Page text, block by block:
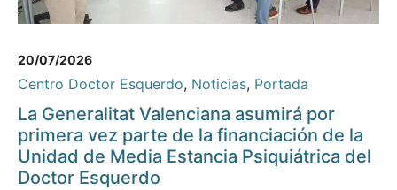
20/07/2026
Centro Doctor Esquerdo, Noticias, Portada
La Generalitat Valenciana asumirá por
primera vez parte de la financiación de la
Unidad de Media Estancia Psiquiátrica del
Doctor Esquerdo